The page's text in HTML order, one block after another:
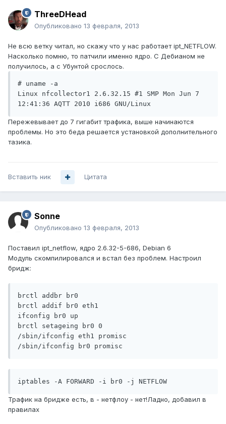
ThreeDHead
Опубликовано 13 февраля, 2013
Не всю ветку читал, но скажу что у нас работает ipt_NETFLOW.
Насколько помню, то патчили именно ядро. С Дебианом не
получилось, а с Убунтой срослось.
# uname -a
Linux nfcollector1 2.6.32.15 #1 SMP Mon Jun 7
12:41:36 AQTT 2010 i686 GNU/Linux
Пережевывает до 7 гигабит трафика, выше начинаются
проблемы. Но это беда решается установкой дополнительного
тазика.
Вставить ник Цитата
Sonne
Опубликовано 13 февраля, 2013
Поставил ipt_netflow, ядро 2.6.32-5-686, Debian 6
Модуль скомпилировался и встал без проблем. Настроил
бридж:
brctl addbr br0
brctl addif br0 eth1
ifconfig br0 up
brctl setageing br0 0
/sbin/ifconfig eth1 promisc
/sbin/ifconfig br0 promisc
iptables -A FORWARD -i br0 -j NETFLOW
Трафик на бридже есть, в - нетфлоу - нет!Ладно, добавил в
правилах